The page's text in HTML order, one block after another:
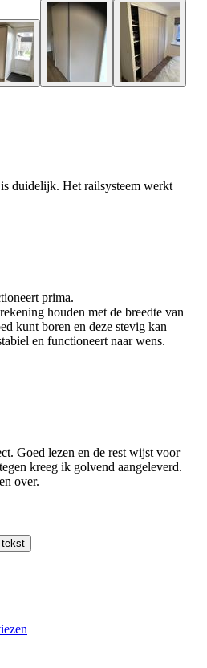
duidelijk. Het railsysteem werkt
prima.
houden met de breedte van
kunt boren en deze stevig kan
en functioneert naar wens.
Goed lezen en de rest wijst voor
kreeg ik golvend aangeleverd.
over.
tekst